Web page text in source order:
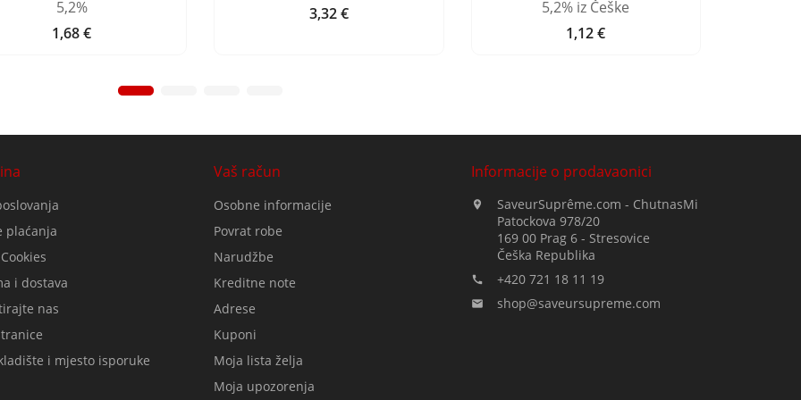
5,2%
Cijena
1,68 €
Cijena
3,32 €
5,2% iz Češke
Cijena
1,12 €
plaćanja
i dostava
nas
i mjesto isporuke
Vaš račun
Osobne informacije
Povrat robe
Narudžbe
Kreditne note
Adrese
Kuponi
Moja lista želja
Moja upozorenja
Informacije o prodavaonici

SaveurSuprême.com - ChutnasMi
Patockova 978/20
169 00 Prag 6 - Stresovice
Češka Republika
 +420 721 18 11 19
 shop@saveursupreme.com